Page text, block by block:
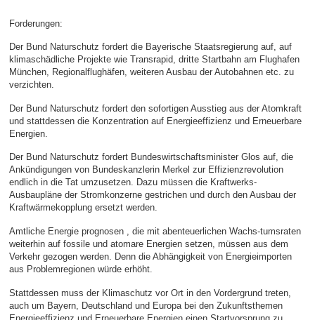
Forderungen:
Der Bund Naturschutz fordert die Bayerische Staatsregierung auf, auf
klimaschädliche Projekte wie Transrapid, dritte Startbahn am Flughafen
München, Regionalflughäfen, weiteren Ausbau der Autobahnen etc. zu
verzichten.
Der Bund Naturschutz fordert den sofortigen Ausstieg aus der Atomkraft
und stattdessen die Konzentration auf Energieeffizienz und Erneuerbare
Energien.
Der Bund Naturschutz fordert Bundeswirtschaftsminister Glos auf, die
Ankündigungen von Bundeskanzlerin Merkel zur Effizienzrevolution
endlich in die Tat umzusetzen. Dazu müssen die Kraftwerks-
Ausbaupläne der Stromkonzerne gestrichen und durch den Ausbau der
Kraftwärmekopplung ersetzt werden.
Amtliche Energie prognosen , die mit abenteuerlichen Wachs-tumsraten
weiterhin auf fossile und atomare Energien setzen, müssen aus dem
Verkehr gezogen werden. Denn die Abhängigkeit von Energieimporten
aus Problemregionen würde erhöht.
Stattdessen muss der Klimaschutz vor Ort in den Vordergrund treten,
auch um Bayern, Deutschland und Europa bei den Zukunftsthemen